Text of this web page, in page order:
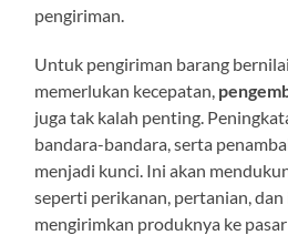
pengiriman.
Untuk pengiriman barang
memerlukan kecepatan,
juga tak kalah penting.
bandara-bandara, serta
menjadi kunci. Ini akan
seperti perikanan, pertanian,
mengirimkan produknya ke